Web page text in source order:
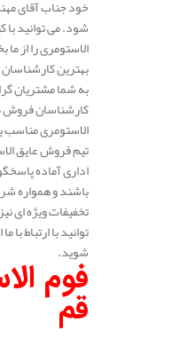
خود جناب آقای
شود. می توانید
الاستومری را از
بهترین
به شما مشتریان
کارشناسان فروش
الاستومری مناسب
تیم فروش عایق
اداری آماده
باشند و همواره
تخفیفات ویژه ای
توانید با ارتباط با
شوید.
فوم
قم